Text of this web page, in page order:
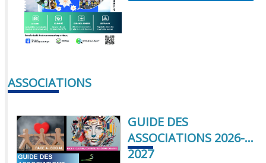
ASSOCIATIONS
GUIDE DES
ASSOCIATIONS 2026-
2027